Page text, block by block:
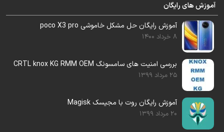
فایل و آموزش نصب هارد 128 گیگ روی این گوشی
، پیوست آموزش شد .
آموزش های رایگان
آموزش رایگان حل مشکل خاموشی poco X3 pro
8 خرداد 1400
بررسی امنیت های سامسونگ CRTL knox KG RMM OEM
25 مرداد 1399
آموزش رایگان روت با مجیسک Magisk
20 مرداد 1399